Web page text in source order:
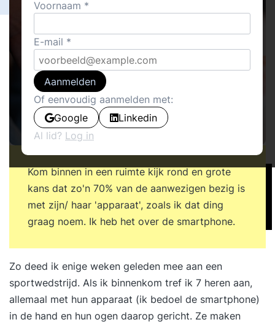
Kom binnen in een ruimte kijk rond en grote
kans dat zo'n 70% van de aanwezigen bezig is
met zijn/ haar 'apparaat', zoals ik dat ding
graag noem. Ik heb het over de smartphone.
Zo deed ik enige weken geleden mee aan een
sportwedstrijd. Als ik binnenkom tref ik 7 heren aan,
allemaal met hun apparaat (ik bedoel de smartphone)
in de hand en hun ogen daarop gericht. Ze maken
Voornaam
E-mail
Aanmelden
Of eenvoudig aanmelden met:
Google
Linkedin
Al lid? Log in